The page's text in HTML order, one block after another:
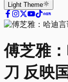
Light Theme
傅芝雅
刀 反映